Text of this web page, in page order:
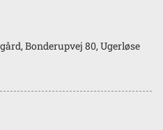
Bonderupvej 80, Ugerløse